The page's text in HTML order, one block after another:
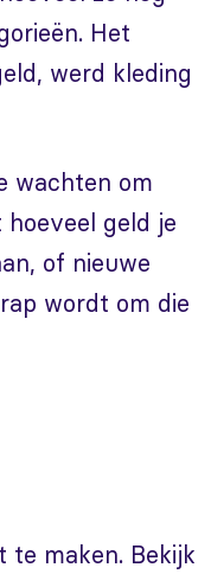
Het
werd kleding
wachten om
geld je
of nieuwe
wordt om die
te maken. Bekijk